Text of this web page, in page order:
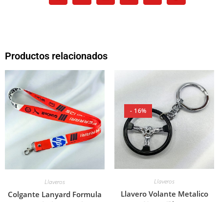
Productos relacionados
Llaveros
Colgante Lanyard Formula
- 16%
Llaveros
Llavero Volante Metalico